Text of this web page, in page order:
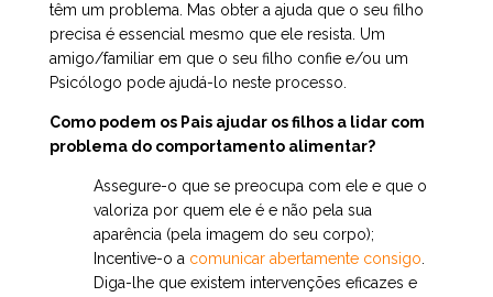
têm um problema. Mas obter a ajuda que o seu filho
precisa é essencial mesmo que ele resista. Um
amigo/familiar em que o seu filho confie e/ou um
Psicólogo pode ajudá-lo neste processo.
Como podem os Pais ajudar os filhos a lidar com
problema do comportamento alimentar?
Assegure-o que se preocupa com ele e que o
valoriza por quem ele é e não pela sua
aparência (pela imagem do seu corpo);
Incentive-o a comunicar abertamente consigo
Diga-lhe que existem intervenções eficazes e